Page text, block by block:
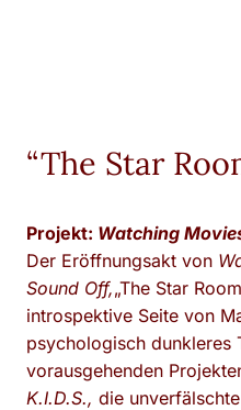
“The Star
Projekt: Watching
Der Eröffnungsakt von
Sound Off,„The Star
introspektive Seite von
psychologisch dunkleres
vorausgehenden
K.I.D.S., die